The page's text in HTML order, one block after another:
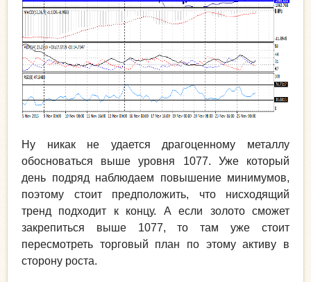
Ну никак не удается драгоценному металлу
обосноваться выше уровня 1077. Уже который
день подряд наблюдаем повышение минимумов,
поэтому стоит предположить, что нисходящий
тренд подходит к концу. А если золото сможет
закрепиться выше 1077, то там уже стоит
пересмотреть торговый план по этому активу в
сторону роста.